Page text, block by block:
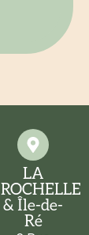
LA
ROCHELLE
& Île-de-
Ré